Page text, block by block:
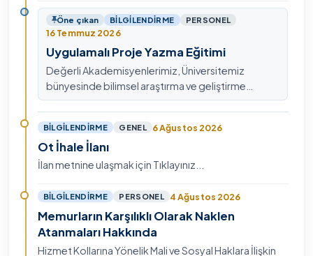
ulaşabilirsiniz.
Öne çıkan BILGILENDIRME PERSONEL
16 Temmuz 2026
Uygulamalı Proje Yazma Eğitimi
Değerli Akademisyenlerimiz, Üniversitemiz
bünyesinde bilimsel araştırma ve geliştirme
kültürünü güçlendirmek, ulusal ve uluslararası fon
mekanizmala…
BILGILENDIRME GENEL 6 Ağustos 2026
Ot İhale İlanı
İlan metnine ulaşmak için Tıklayınız...
BILGILENDIRME PERSONEL 4 Ağustos 2026
Memurların Karşılıklı Olarak Naklen
Atanmaları Hakkında
Hizmet Kollarına Yönelik Mali ve Sosyal Haklara İlişkin